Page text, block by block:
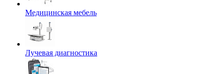
Медицинская мебель
Лучевая диагностика